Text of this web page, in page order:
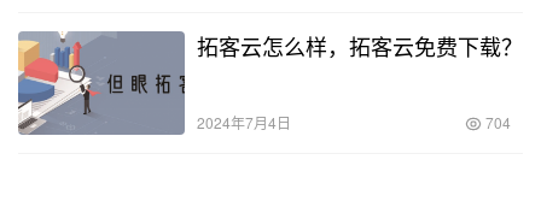
拓客云怎么样，拓客云免费下载？
2024年7月4日 704